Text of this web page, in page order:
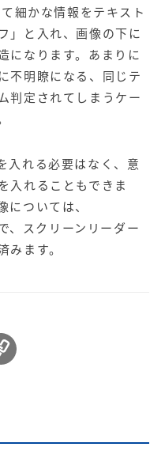
細かな情報をテキスト
」と入れ、画像の下に
になります。あまりに
不明瞭になる、同じテ
判定されてしまうケー
入れる必要はなく、意
入れることもできま
ついては、
、スクリーンリーダー
ます。